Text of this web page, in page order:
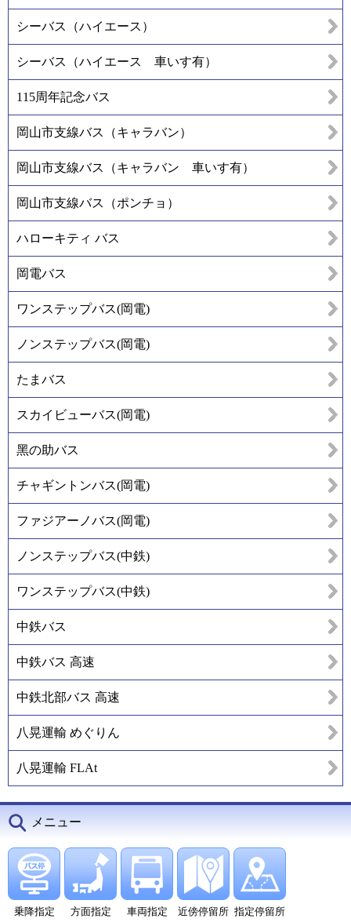
シーバス（ハイエース）
シーバス（ハイエース 車いす有）
115周年記念バス
岡山市支線バス（キャラバン）
岡山市支線バス（キャラバン 車いす有）
岡山市支線バス（ポンチョ）
ハローキティ バス
岡電バス
ワンステップバス(岡電)
ノンステップバス(岡電)
たまバス
スカイビューバス(岡電)
黑の助バス
チャギントンバス(岡電)
ファジアーノバス(岡電)
ノンステップバス(中鉄)
ワンステップバス(中鉄)
中鉄バス
中鉄バス 高速
中鉄北部バス 高速
八晃運輸 めぐりん
八晃運輸 FLAt
メニュー
乗降指定 方面指定 車両指定 近傍停留所 指定停留所